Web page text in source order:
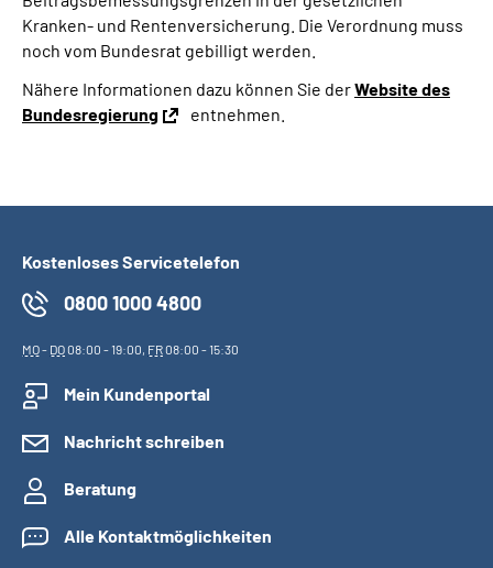
Kranken- und Rentenversicherung. Die Verordnung muss
noch vom Bundesrat gebilligt werden.
Nähere Informationen dazu können Sie derWebsite des
Bundesregierung
entnehmen.
Kostenloses Servicetelefon
0800 1000 4800
MO- DO08:00 - 19:00, FR08:00 - 15:30
Mein Kundenportal
Nachricht schreiben
Beratung
Alle Kontaktmöglichkeiten